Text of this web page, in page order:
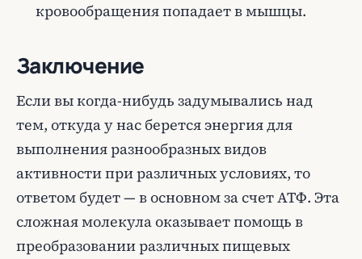
кровообращения попадает в мышцы.
Заключение
Если вы когда-нибудь задумывались над
тем, откуда у нас берется энергия для
выполнения разнообразных видов
активности при различных условиях, то
ответом будет — в основном за счет АТФ. Эта
сложная молекула оказывает помощь в
преобразовании различных пищевых